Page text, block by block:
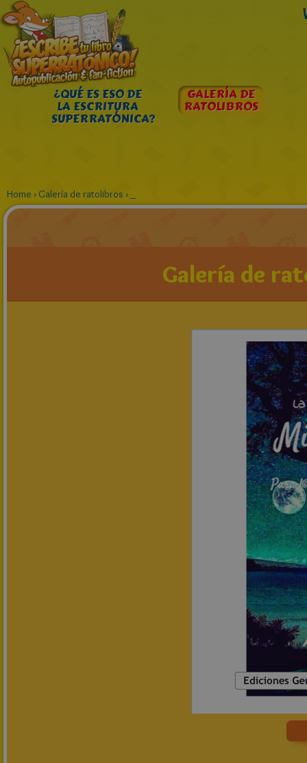
¿QUÉ ES ESO DE
LA ESCRITURA
SUPERRATÓNICA?
GALERÍA DE
RATOLIBROS
Home › Galería de ratolibros ›
Galería de